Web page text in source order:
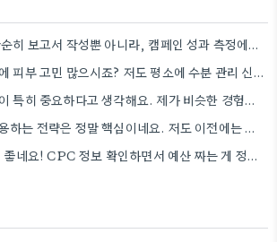
통계 지식 습득이 단순히 보고서 작성뿐 아니라, 캠페인 성과 측정에도 도움이 된다니 흥미롭네요.
환절기 건조함 때문에 피부 고민 많으시죠? 저도 평소에 수분 관리 신경 쓰느라 시간 오래 뺏깁니다.
롱테일 키워드 활용이 특히 중요하다고 생각해요. 제가 비슷한 경험을 할 때, 너무 일반적인 키워드에 집중했더니…
롱테일 키워드를 활용하는 전략은 정말 핵심이네요. 저도 이전에는 너무 넓은 범위의 키워드에 집중해서 예산을 낭비했던…
키워드 도구 활용 팁 좋네요! CPC 정보 확인하면서 예산 짜는 게 정말 중요할 것 같아요.